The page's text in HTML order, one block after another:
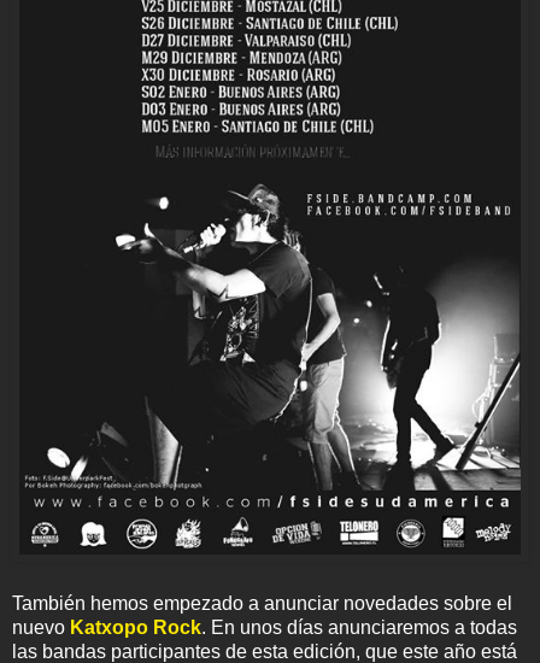
También hemos empezado a anunciar novedades sobre el
nuevo Katxopo Rock. En unos días anunciaremos a todas
las bandas participantes de esta edición, que este año está